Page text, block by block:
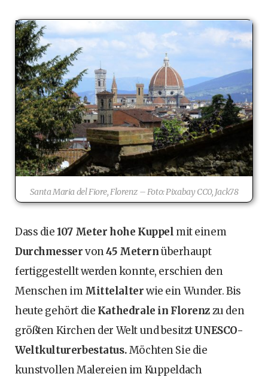
Santa Maria del Fiore, Florenz – Foto: Pixabay CC0, Jack78
Dass die107 Meter hohe Kuppel mit einem
Durchmesservon45 Meternüberhaupt
fertiggestellt werden konnte, erschien den
Menschen imMittelalterwie ein Wunder. Bis
heute gehört die Kathedrale in Florenzzu den
größten Kirchen der Welt und besitztUNESCO-
Weltkulturerbestatus.Möchten Sie die
kunstvollen Malereien im Kuppeldach